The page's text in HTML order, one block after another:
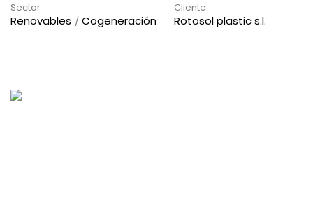
Sector
Renovables Cogeneración
Cliente
Rotosol plastic s.l.